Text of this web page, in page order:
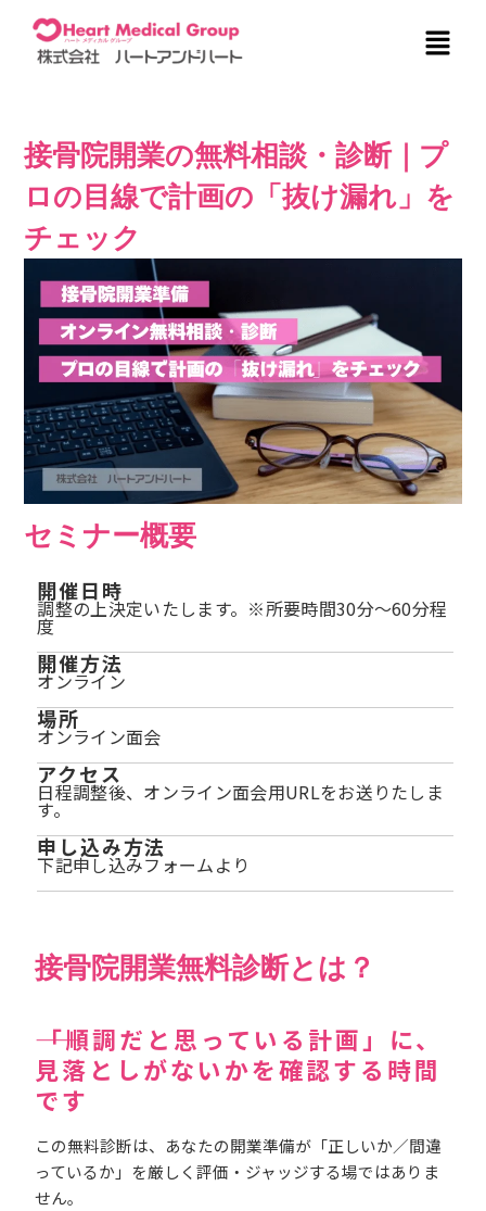
メ
ニ
接骨院開業の無料相談・診断｜プ
ロの目線で計画の「抜け漏れ」を
チェック
セミナー概要
開催日時
調整の上決定いたします。※所要時間30分～60分程
度
開催方法
オンライン
場所
オンライン面会
アクセス
日程調整後、オンライン面会用URLをお送りたしま
す。
申し込み方法
下記申し込みフォームより
接骨院開業無料診断とは？
――「順調だと思っている計画」に、
見落としがないかを確認する時間
です
この無料診断は、あなたの開業準備が「正しいか／間違
っているか」を厳しく評価・ジャッジする場ではありま
せん。